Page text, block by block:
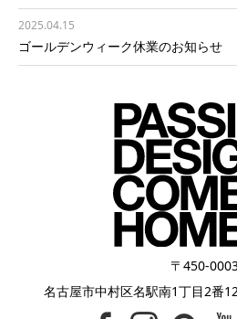
2025.04.15
ゴールデンウィーク休業のお知らせ
〒450-
名古屋市中村区名駅南1丁目2番